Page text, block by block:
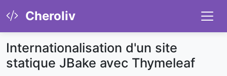
Cheroliv
Internationalisation d'un site
statique JBake avec Thymeleaf